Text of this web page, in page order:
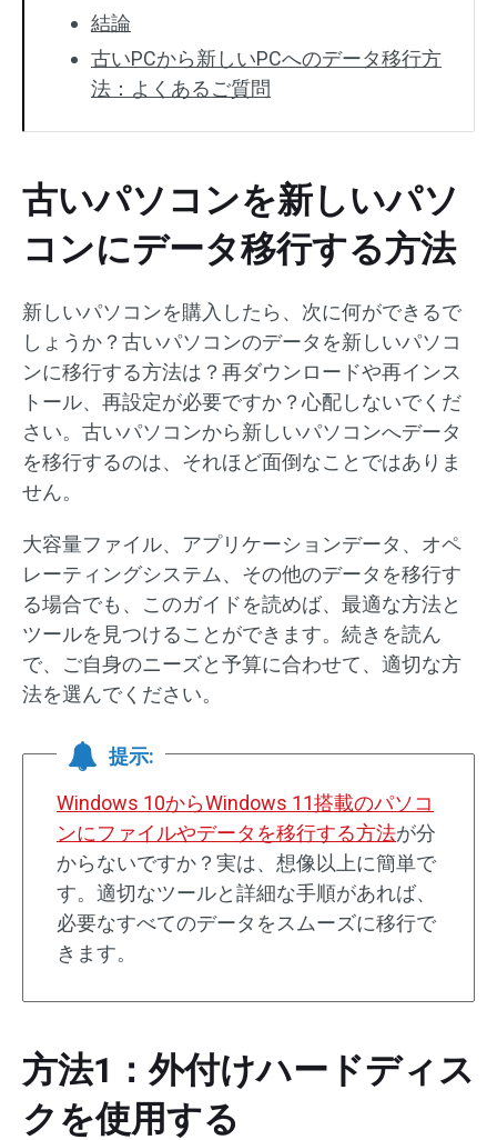
結論
古いPCから新しいPCへのデータ移行方
法：よくあるご質問
古いパソコンを新しいパソ
コンにデータ移行する方法
新しいパソコンを購入したら、次に何ができるで
しょうか？古いパソコンのデータを新しいパソコ
ンに移行する方法は？再ダウンロードや再インス
トール、再設定が必要ですか？心配しないでくだ
さい。古いパソコンから新しいパソコンへデータ
を移行するのは、それほど面倒なことではありま
せん。
大容量ファイル、アプリケーションデータ、オペ
レーティングシステム、その他のデータを移行す
る場合でも、このガイドを読めば、最適な方法と
ツールを見つけることができます。続きを読ん
で、ご自身のニーズと予算に合わせて、適切な方
法を選んでください。
提示:
Windows 10からWindows 11搭載のパソコ
ンにファイルやデータを移行する方法が分
からないですか？実は、想像以上に簡単で
す。適切なツールと詳細な手順があれば、
必要なすべてのデータをスムーズに移行で
きます。
方法1：外付けハードディス
クを使用する